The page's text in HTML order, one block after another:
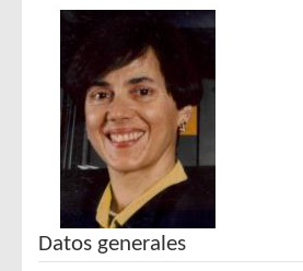
Datos generales